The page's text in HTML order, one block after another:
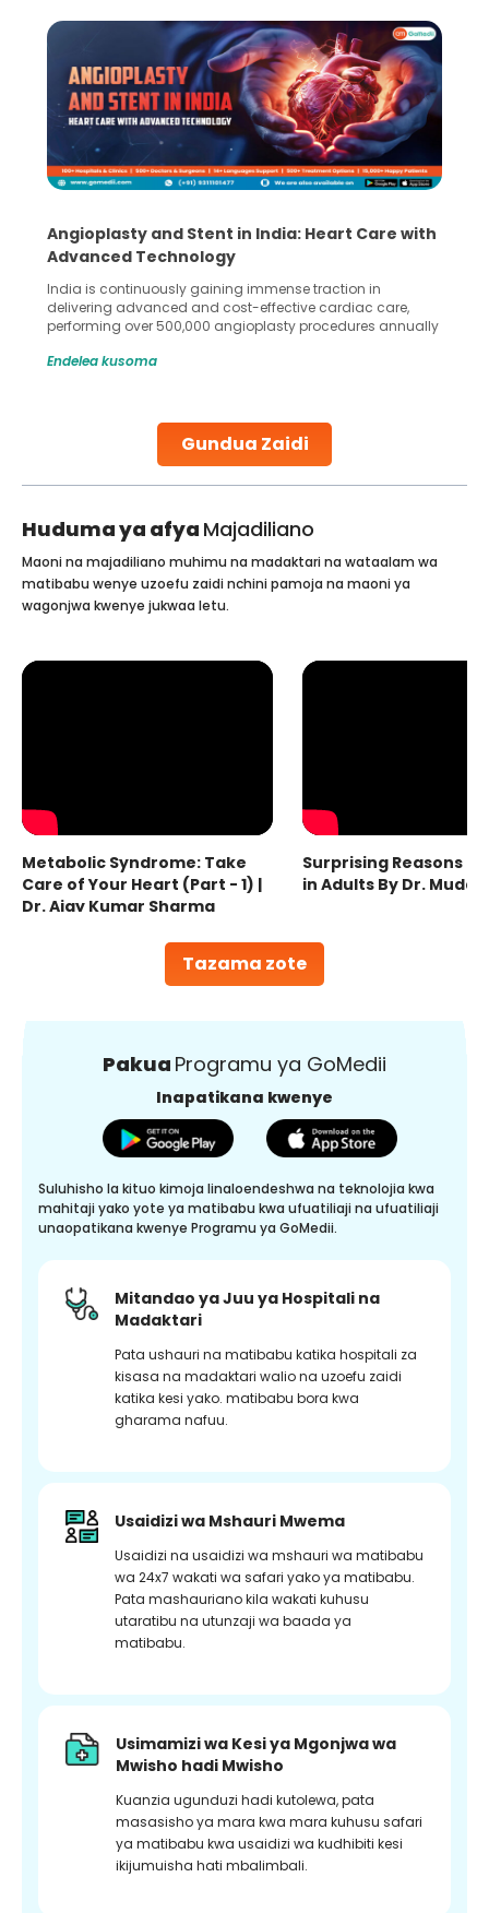
Gundua Zaidi
Angioplasty and Stent in India: Heart Care with
Advanced Technology
India is continuously gaining immense traction in
delivering advanced and cost-effective cardiac care,
performing over 500,000 angioplasty procedures annually
globe are searching for treatments like angioplasty and
Studies, such as one published
Endelea kusoma
Huduma ya afya Majadiliano
Tazama zote
Maoni na majadiliano muhimu na madaktari na wataalam wa
matibabu wenye uzoefu zaidi nchini pamoja na maoni ya
wagonjwa kwenye jukwaa letu.
Metabolic Syndrome: Take
Care of Your Heart (Part - 1) |
Dr. Ajay Kumar Sharma
Surprising Reasons
in Adults By Dr.
Pakua Programu ya GoMedii
Inapatikana kwenye
Suluhisho la kituo kimoja linaloendeshwa na teknolojia kwa
mahitaji yako yote ya matibabu kwa ufuatiliaji na ufuatiliaji
unaopatikana kwenye Programu ya GoMedii.
Mitandao ya Juu ya Hospitali na
Madaktari
Pata ushauri na matibabu katika hospitali za
kisasa na madaktari walio na uzoefu zaidi
katika kesi yako. matibabu bora kwa
gharama nafuu.
Usaidizi wa Mshauri Mwema
Usaidizi na usaidizi wa mshauri wa matibabu
wa 24x7 wakati wa safari yako ya matibabu.
Pata mashauriano kila wakati kuhusu
utaratibu na utunzaji wa baada ya
matibabu.
Usimamizi wa Kesi ya Mgonjwa wa
Mwisho hadi Mwisho
Kuanzia ugunduzi hadi kutolewa, pata
masasisho ya mara kwa mara kuhusu safari
ya matibabu kwa usaidizi wa kudhibiti kesi
ikijumuisha hati mbalimbali.